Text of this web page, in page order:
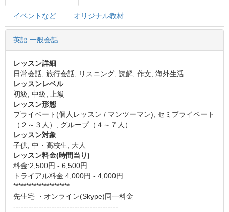
イベントなど オリジナル教材
英語:一般会話
レッスン詳細
日常会話, 旅行会話, リスニング, 読解, 作文, 海外生活
レッスンレベル
初級, 中級, 上級
レッスン形態
プライベート(個人レッスン / マンツーマン), セミプライベート
（２～３人）, グループ（４～７人）
レッスン対象
子供, 中・高校生, 大人
レッスン料金(時間当り)
料金:2,500円 - 6,500円
トライアル料金:4,000円 - 4,000円
**********************
先生宅 ・オンライン(Skype)同一料金
-----------------------------------------